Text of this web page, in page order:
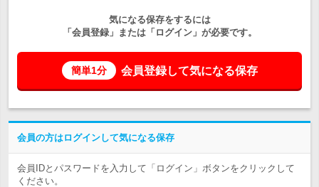
気になる保存をするには
「会員登録」または「ログイン」が必要です。
簡単1分 会員登録して気になる保存
会員の方はログインして気になる保存
会員IDとパスワードを入力して「ログイン」ボタンをクリックして
ください。